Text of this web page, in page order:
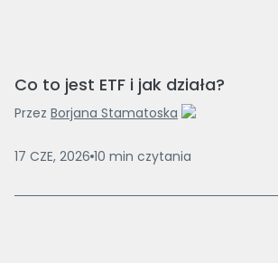
Co to jest ETF i jak działa?
Przez Borjana Stamatoska
17 CZE, 2026 10 min czytania